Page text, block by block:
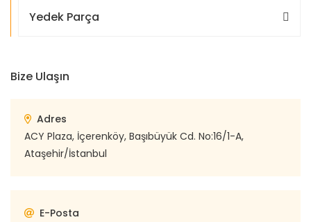
Yedek Parça
Bize Ulaşın
Adres
ACY Plaza, İçerenköy, Başıbüyük Cd. No:16/1-A,
Ataşehir/İstanbul
E-Posta